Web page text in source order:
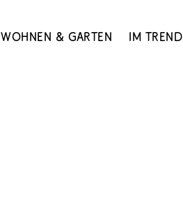
Wohnen & Garten Im Trend